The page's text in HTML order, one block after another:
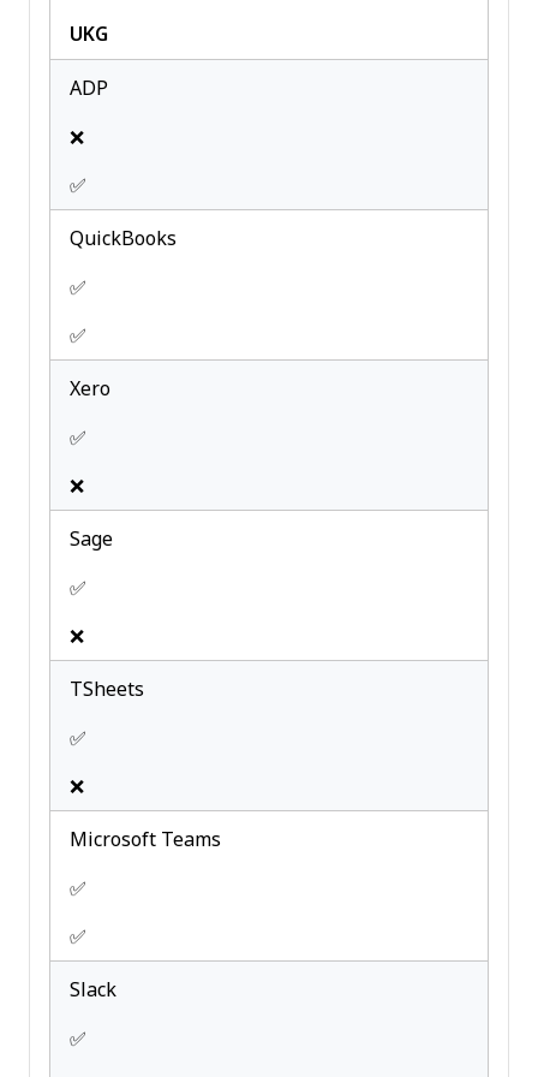
Scheduling
Time Management
Timesheets
Travel Management
UKG
ADP
❌
✅
QuickBooks
✅
✅
Xero
✅
❌
Sage
✅
❌
TSheets
✅
❌
Microsoft Teams
✅
✅
Slack
✅